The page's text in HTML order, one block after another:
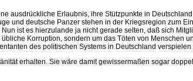
ausdrückliche Erlaubnis, ihre Stützpunkte in
und deutsche Panzer stehen in der Kriegsregion zum
ist es hierzulande ja nicht gerade selten, daß sich
Korruption, sondern um das Töten von Menschen
des politischen Systems in Deutschland
erhalten. Sie wäre damit gewissermaßen sogar